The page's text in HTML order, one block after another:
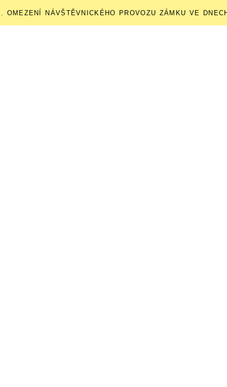
NÁVŠTĚVNICKÉHO PROVOZU ZÁMKU VE DNECH 12.